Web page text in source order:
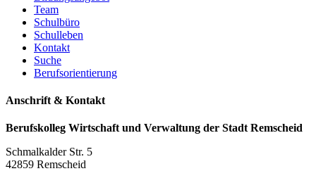
Team
Schulbüro
Schulleben
Kontakt
Suche
Berufsorientierung
Anschrift & Kontakt
Berufskolleg Wirtschaft und Verwaltung der Stadt Remscheid
Schmalkalder Str. 5
42859 Remscheid